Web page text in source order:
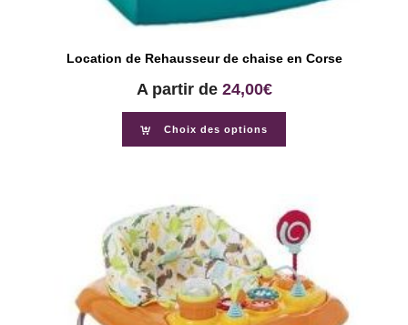
Location de Rehausseur de chaise en Corse
A partir de 24,00€
Choix des options